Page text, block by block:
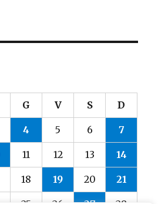
G V S D
4 5 6 7
11 12 13 14
18 19 20 21